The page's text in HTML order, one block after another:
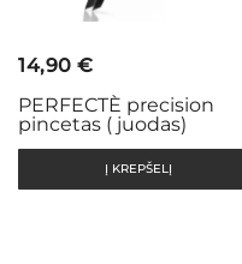
14,90 €
PERFECTÈ precision
pincetas ( juodas)
Į KREPŠELĮ